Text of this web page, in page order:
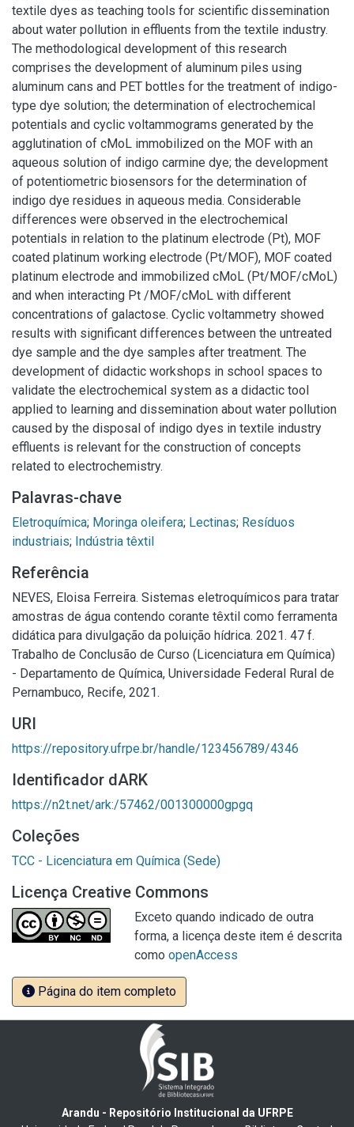
textile dyes as teaching tools for scientific dissemination
about water pollution in effluents from the textile industry.
The methodological development of this research
comprises the development of aluminum piles using
aluminum cans and PET bottles for the treatment of indigo-
type dye solution; the determination of electrochemical
potentials and cyclic voltammograms generated by the
agglutination of cMoL immobilized on the MOF with an
aqueous solution of indigo carmine dye; the development
of potentiometric biosensors for the determination of
indigo dye residues in aqueous media. Considerable
differences were observed in the electrochemical
potentials in relation to the platinum electrode (Pt), MOF
coated platinum working electrode (Pt/MOF), MOF coated
platinum electrode and immobilized cMoL (Pt/MOF/cMoL)
and when interacting Pt /MOF/cMoL with different
concentrations of galactose. Cyclic voltammetry showed
results with significant differences between the untreated
dye sample and the dye samples after treatment. The
development of didactic workshops in school spaces to
validate the electrochemical system as a didactic tool
applied to learning and dissemination about water pollution
caused by the disposal of indigo dyes in textile industry
effluents is relevant for the construction of concepts
related to electrochemistry.
Palavras-chave
Eletroquímica; Moringa oleifera; Lectinas; Resíduos
industriais; Indústria têxtil
Referência
NEVES, Eloisa Ferreira. Sistemas eletroquímicos para tratar
amostras de água contendo corante têxtil como ferramenta
didática para divulgação da poluição hídrica. 2021. 47 f.
Trabalho de Conclusão de Curso (Licenciatura em Química)
- Departamento de Química, Universidade Federal Rural de
Pernambuco, Recife, 2021.
URI
https://repository.ufrpe.br/handle/123456789/4346
Identificador dARK
https://n2t.net/ark:/57462/001300000gpgq
Coleções
TCC - Licenciatura em Química (Sede)
Licença Creative Commons
Exceto quando indicado de outra
forma, a licença deste item é descrita
como openAccess
Página do item completo
Arandu - Repositório Institucional da UFRPE